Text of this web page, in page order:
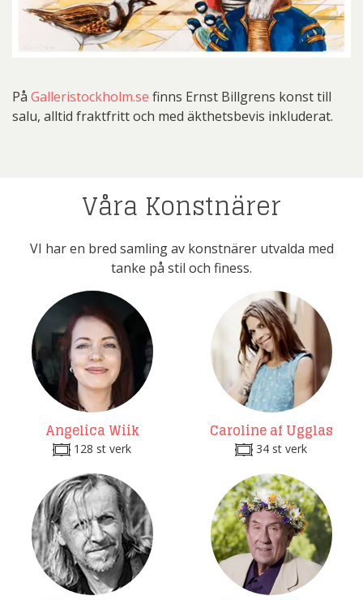
På Galleristockholm.se finns Ernst Billgrens konst till
salu, alltid fraktfritt och med äkthetsbevis inkluderat.
Våra Konstnärer
VI har en bred samling av konstnärer utvalda med
tanke på stil och finess.
Angelica Wiik
128 st verk
Caroline af Ugglas
34 st verk